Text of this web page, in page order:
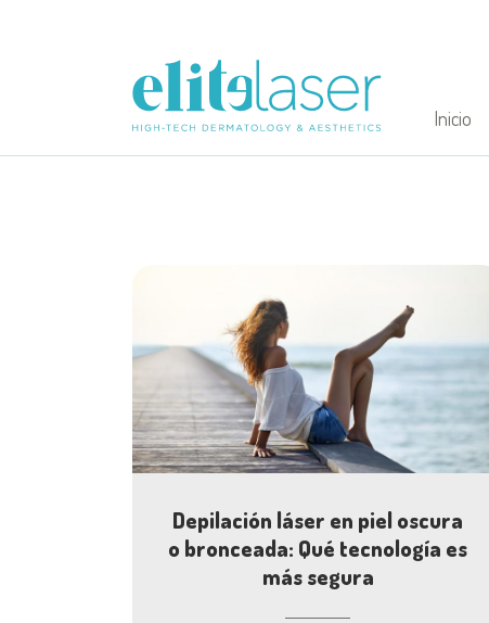
Inicio
Depilación láser en piel oscura
o bronceada: Qué tecnología es
más segura